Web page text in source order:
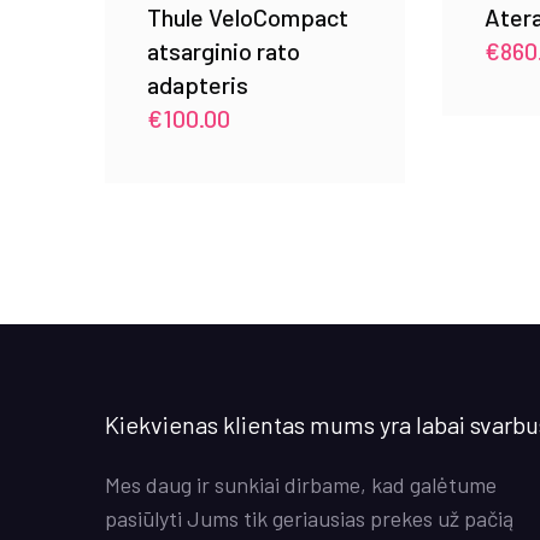
Thule VeloCompact
atsarginio rato
adapteris
€100.00
€
Kiekvienas klientas mums yra labai
Mes daug ir sunkiai dirbame, kad galėtume
pasiūlyti Jums tik geriausias prekes už pačią